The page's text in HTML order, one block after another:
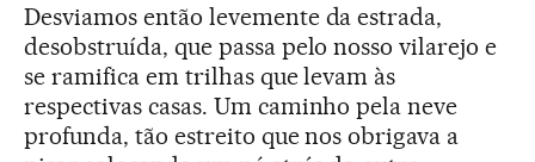
Desviamos então levemente da estrada,
desobstruída, que passa pelo nosso vilarejo e
se ramifica em trilhas que levam às
respectivas casas. Um caminho pela neve
profunda, tão estreito que nos obrigava a